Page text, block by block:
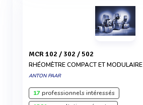
MCR 102 / 302 / 502
RHÉOMÈTRE COMPACT ET MODULAIRE
ANTON PAAR
17professionnels intéressés